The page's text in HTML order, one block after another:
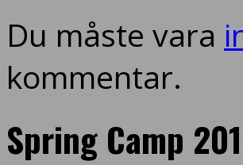
Du måste vara
kommentar.
Spring Camp